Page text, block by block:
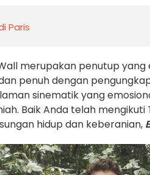
Paris
merupakan penutup yang
penuh dengan
sinematik yang
Baik Anda telah
hidup dan keberanian,